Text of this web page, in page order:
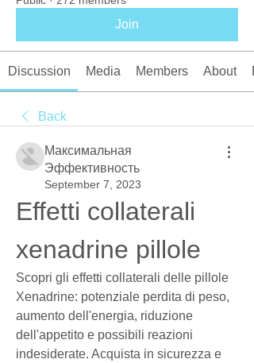
Join
Discussion Media Members About
Back
Максимальная
Эффективность
September 7, 2023
Effetti collaterali
xenadrine pillole
Scopri gli effetti collaterali delle pillole
Xenadrine: potenziale perdita di peso,
aumento dell'energia, riduzione
dell'appetito e possibili reazioni
indesiderate. Acquista in sicurezza e